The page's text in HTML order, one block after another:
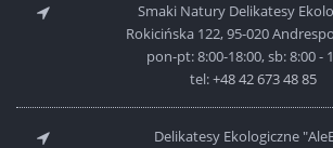
Smaki Natury Delikatesy
Rokicińska 122, 95-020
pon-pt: 8:00-18:00, sb: 8:00 -
tel:+48 42 673 48 85
Delikatesy Ekologiczne